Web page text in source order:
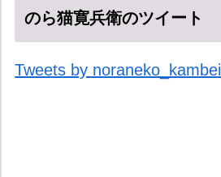
のら猫寛兵衛のツイート
Tweets by noraneko_kambei